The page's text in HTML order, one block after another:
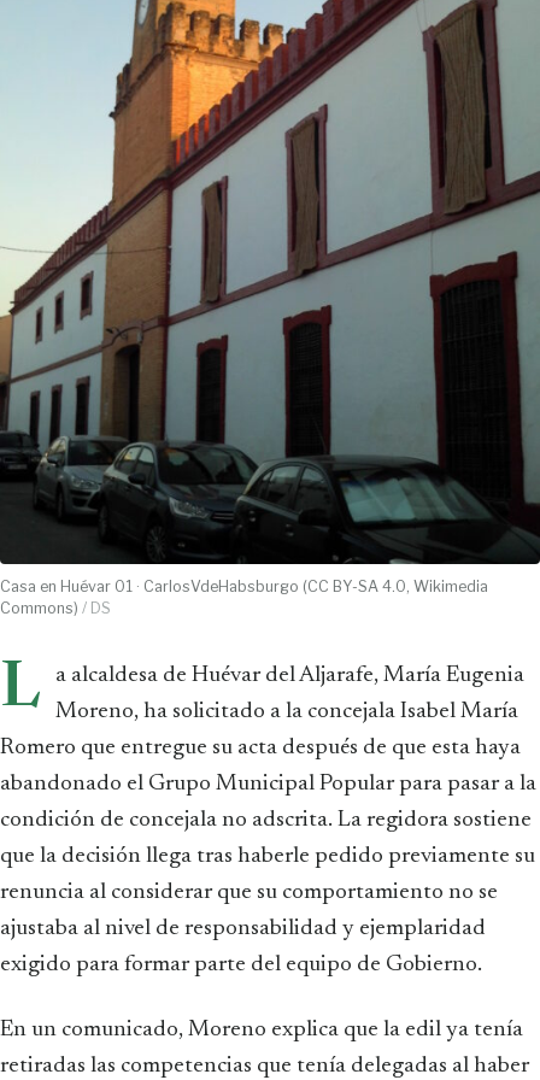
Casa en Huévar 01 · CarlosVdeHabsburgo (CC BY-SA 4.0, Wikimedia
Commons) / DS
L
a alcaldesa de Huévar del Aljarafe, María Eugenia
Moreno, ha solicitado a la concejala Isabel María
Romero que entregue su acta después de que esta haya
abandonado el Grupo Municipal Popular para pasar a la
condición de concejala no adscrita. La regidora sostiene
que la decisión llega tras haberle pedido previamente su
renuncia al considerar que su comportamiento no se
ajustaba al nivel de responsabilidad y ejemplaridad
exigido para formar parte del equipo de Gobierno.
En un comunicado, Moreno explica que la edil ya tenía
retiradas las competencias que tenía delegadas al haber